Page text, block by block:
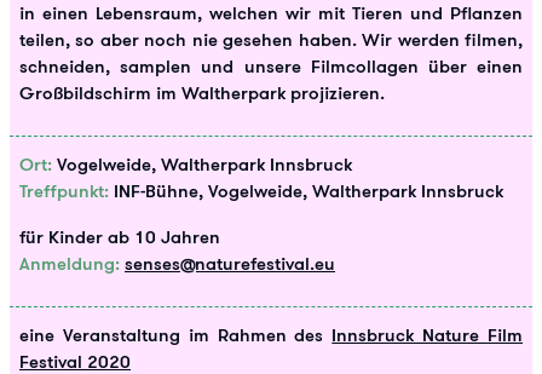
in einen Lebensraum, welchen wir mit Tieren und Pflanzen
teilen, so aber noch nie gesehen haben. Wir werden filmen,
schneiden, samplen und unsere Filmcollagen über einen
Großbildschirm im Waltherpark projizieren.
Ort: Vogelweide, Waltherpark Innsbruck
Treffpunkt: INF-Bühne, Vogelweide, Waltherpark Innsbruck
für Kinder ab 10 Jahren
Anmeldung: senses@naturefestival.eu
eine Veranstaltung im Rahmen des Innsbruck Nature Film
Festival 2020